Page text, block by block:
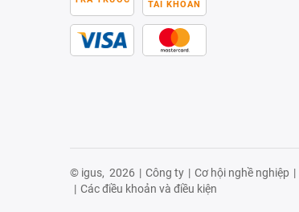
TÀI KHOẢN
© igus, 2026 | Công ty | Cơ hội nghề nghiệp |
| Các điều khoản và điều kiện